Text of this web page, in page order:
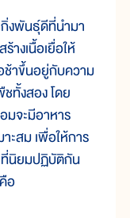
พันธุ์ดีที่นำมา
างเนื้อเยื่อให้
ช้าขึ้นอยู่กับความ
ทั้งสอง โดย
มจะมีอาหาร
ะสม เพื่อให้การ
นิยมปฏิบัติกัน
อ